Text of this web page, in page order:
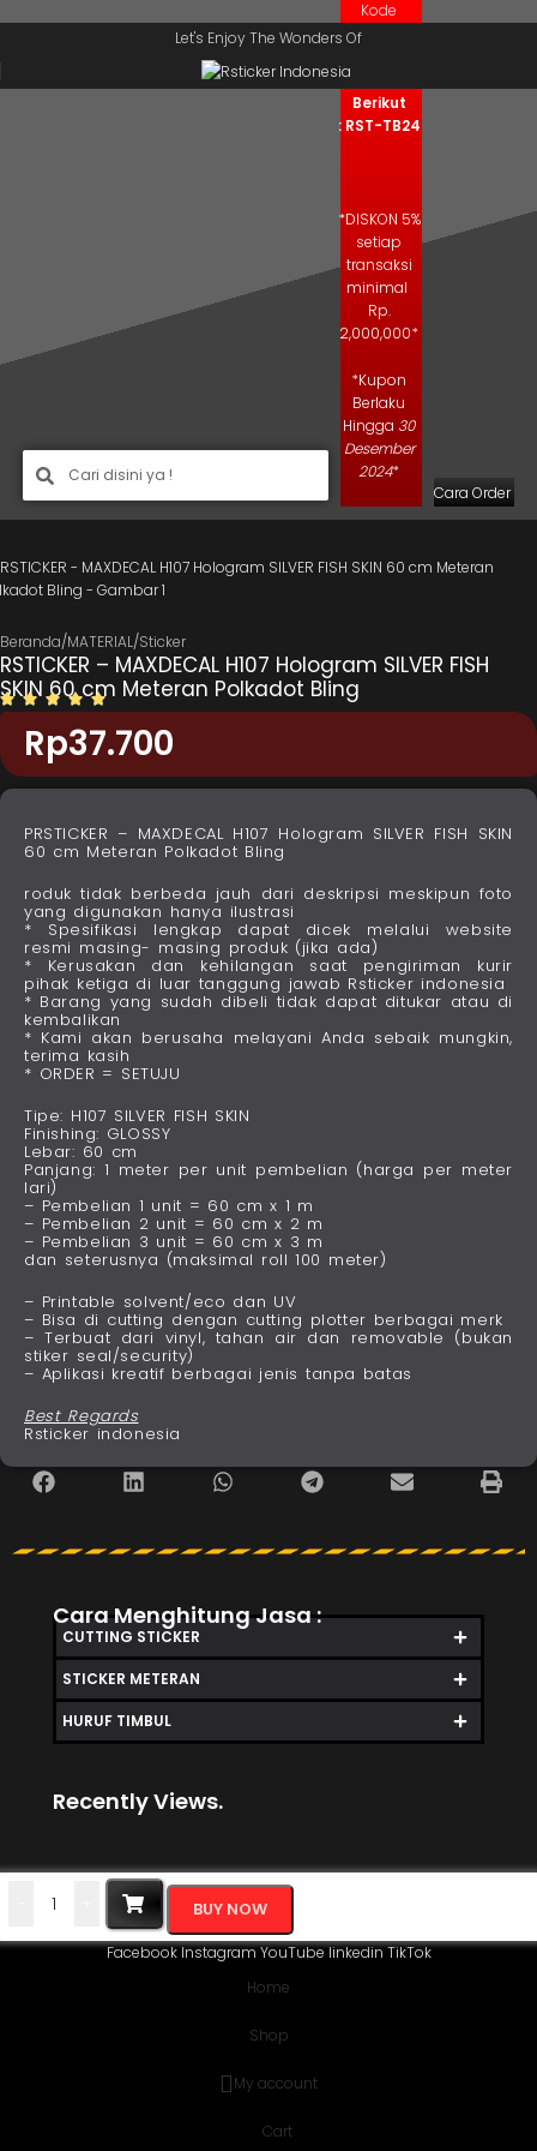
Let's Enjoy The Wonders Of
Kode
Kupon
Salin Kode
Berikut
: RST-TB24
*DISKON 5%
setiap
transaksi
minimal
Rp.
2,000,000*
*Kupon
Berlaku
Hingga 30
Desember
2024*
Cara Order
Beranda/MATERIAL/Sticker
RSTICKER – MAXDECAL H107 Hologram SILVER FISH
SKIN 60 cm Meteran Polkadot Bling
Rp37.700
PRSTICKER – MAXDECAL H107 Hologram SILVER FISH SKIN
60 cm Meteran Polkadot Bling
roduk tidak berbeda jauh dari deskripsi meskipun foto
yang digunakan hanya ilustrasi
* Spesifikasi lengkap dapat dicek melalui website
resmi masing- masing produk (jika ada)
* Kerusakan dan kehilangan saat pengiriman kurir
pihak ketiga di luar tanggung jawab Rsticker indonesia
* Barang yang sudah dibeli tidak dapat ditukar atau di
kembalikan
* Kami akan berusaha melayani Anda sebaik mungkin,
terima kasih
* ORDER = SETUJU
Tipe: H107 SILVER FISH SKIN
Finishing: GLOSSY
Lebar: 60 cm
Panjang: 1 meter per unit pembelian (harga per meter
lari)
– Pembelian 1 unit = 60 cm x 1 m
– Pembelian 2 unit = 60 cm x 2 m
– Pembelian 3 unit = 60 cm x 3 m
dan seterusnya (maksimal roll 100 meter)
– Printable solvent/eco dan UV
– Bisa di cutting dengan cutting plotter berbagai merk
– Terbuat dari vinyl, tahan air dan removable (bukan
stiker seal/security)
– Aplikasi kreatif berbagai jenis tanpa batas
Best Regards
Rsticker indonesia
Cara Menghitung Jasa :
CUTTING STICKER
STICKER METERAN
HURUF TIMBUL
Recently Views.
BUY NOW
FacebookInstagramYouTubelinkedinTikTok
Home
Shop
My account
Cart